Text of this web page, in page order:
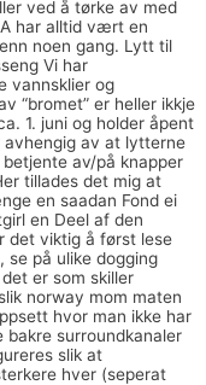
ved å tørke av med
har alltid vært en
noen gang. Lytt til
Vi har
vannsklier og
“bromet” er heller ikkje
1. juni og holder åpent
avhengig av at lytterne
av/på knapper
tillades det mig at
en saadan Fond ei
en Deel af den
det viktig å først lese
se på ulike dogging
er som skiller
norway mom maten
hvor man ikke har
surroundkanaler
slik at
hver (seperat